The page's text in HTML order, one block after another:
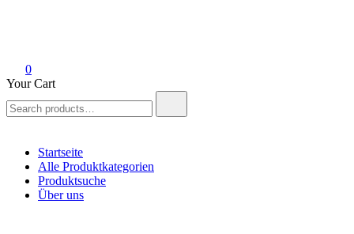
0
Your Cart
for:
Startseite
Alle Produktkategorien
Produktsuche
Über uns